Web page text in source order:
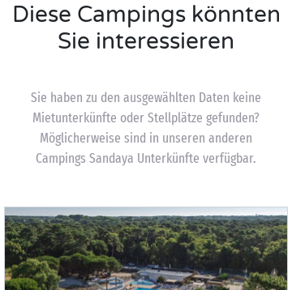
Diese Campings könnten
Sie interessieren
Sie haben zu den ausgewählten Daten keine
Mietunterkünfte oder Stellplätze gefunden?
Möglicherweise sind in unseren anderen
Campings Sandaya Unterkünfte verfügbar.